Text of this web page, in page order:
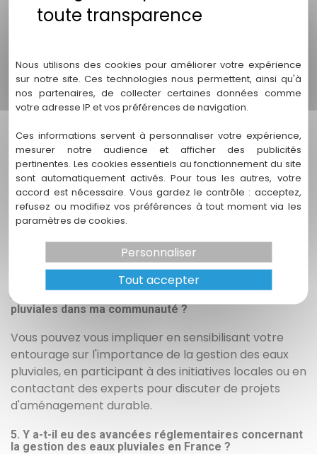
2. Pourquoi est-il important de s'occuper des eaux
Mérignac est confrontée à des événements
climatiques extrêmes qui peuvent provoquer des
inondations. Une gestion efficace des eaux pluviales
permet non seulement de protéger les
infrastructures, mais aussi de garantir la sécurité et
le bien-être des citoyens.
3. Quels services propose ENDEO Environnement pour
la gestion des eaux pluviales ?
Nous offrons une gamme de services incluant des
risques hydrologiques, la conception d'ouvrages
hydrauliques et un suivi environnemental rigoureux.
4. Comment puis-je participer à la gestion des eaux
pluviales dans ma communauté ?
Vous pouvez vous impliquer en sensibilisant votre
entourage sur l'importance de la gestion des eaux
pluviales, en participant à des initiatives locales ou en
contactant des experts pour discuter de projets
d'aménagement durable.
5. Y a-t-il eu des avancées réglementaires concernant
la gestion des eaux pluviales en France ?
Nous utilisons des cookies pour améliorer votre expérience
sur notre site. Ces technologies nous permettent, ainsi qu'à
nos partenaires, de collecter certaines données comme
votre adresse IP et vos préférences de navigation.
Ces informations servent à personnaliser votre expérience,
mesurer notre audience et afficher des publicités
pertinentes. Les cookies essentiels au fonctionnement du site
sont automatiquement activés. Pour tous les autres, votre
accord est nécessaire. Vous gardez le contrôle : acceptez,
refusez ou modifiez vos préférences à tout moment via les
paramètres de cookies.
Tout accepter
Personnaliser